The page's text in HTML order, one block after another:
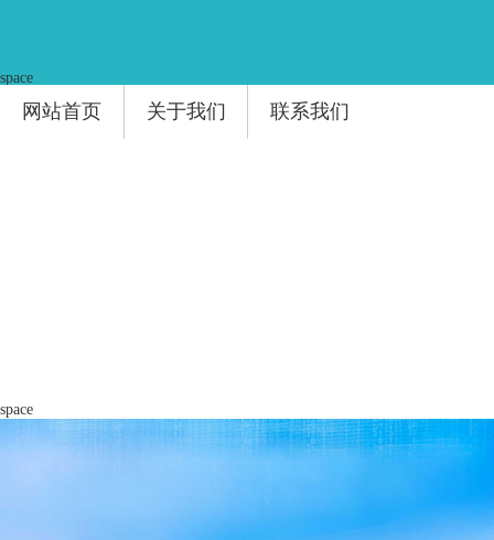
space
网站首页 关于我们 联系我们
space